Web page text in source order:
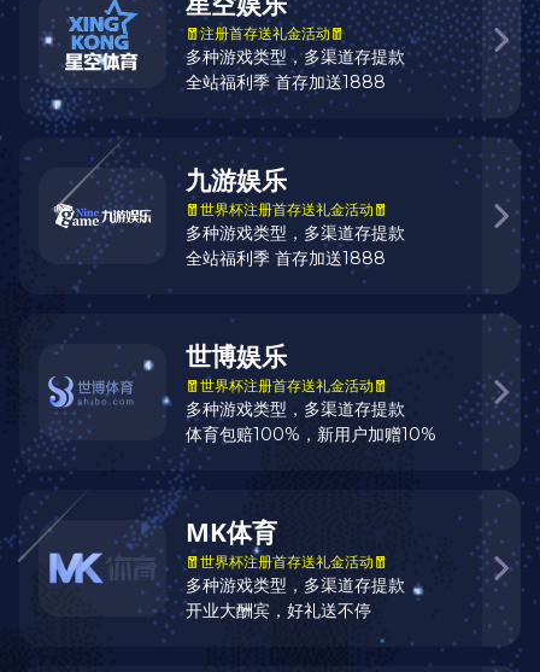
标题：
姓名：
电话：
邮箱：
地址：
内容：
如果您有什么问题，欢迎咨询技术员